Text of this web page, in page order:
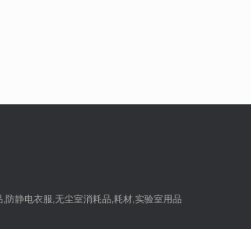
静电衣服,无尘室消耗品,耗材,实验室用品